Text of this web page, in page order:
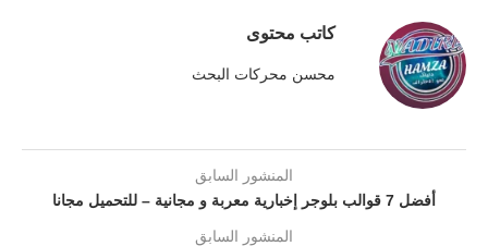
كاتب محتوى
محسن محركات البحث
المنشور السابق
أفضل 7 قوالب بلوجر إخبارية معربة و مجانية – للتحميل مجانا
المنشور السابق